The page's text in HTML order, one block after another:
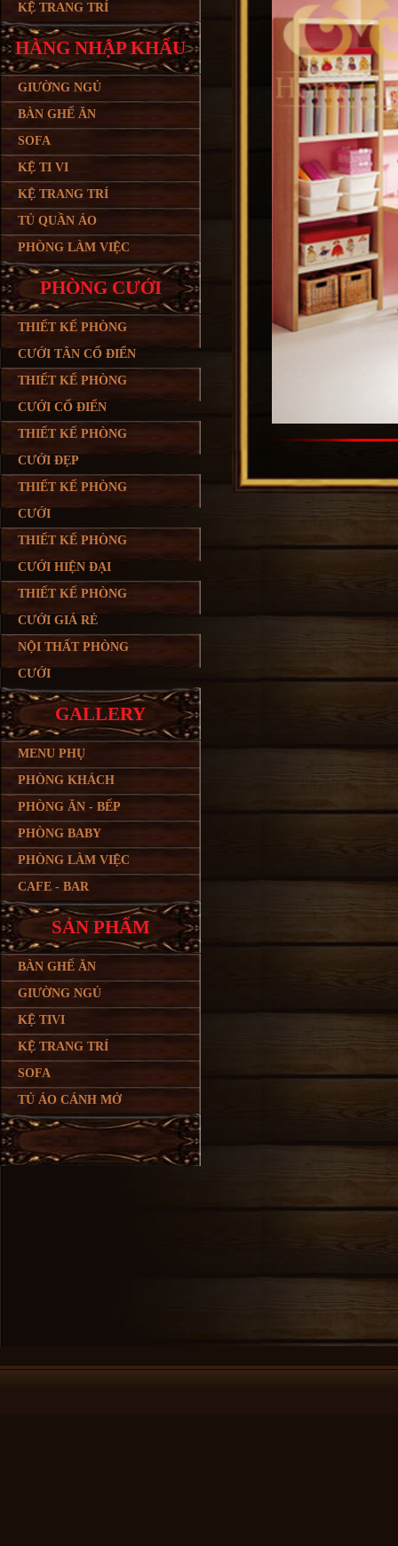
KỆ TRANG TRÍ
HÀNG NHẬP KHẨU
GIƯỜNG NGỦ
BÀN GHẾ ĂN
SOFA
KỆ TI VI
KỆ TRANG TRÍ
TỦ QUẦN ÁO
PHÒNG LÀM VIỆC
PHÒNG CƯỚI
THIẾT KẾ PHÒNG
CƯỚI TÂN CỔ ĐIỂN
THIẾT KẾ PHÒNG
CƯỚI CỔ ĐIỂN
THIẾT KẾ PHÒNG
CƯỚI ĐẸP
THIẾT KẾ PHÒNG
CƯỚI
THIẾT KẾ PHÒNG
CƯỚI HIỆN ĐẠI
THIẾT KẾ PHÒNG
CƯỚI GIÁ RẺ
NỘI THẤT PHÒNG
CƯỚI
GALLERY
MENU PHỤ
PHÒNG KHÁCH
PHÒNG ĂN - BẾP
PHÒNG BABY
PHÒNG LÀM VIỆC
CAFE - BAR
SẢN PHẨM
BÀN GHẾ ĂN
GIƯỜNG NGỦ
KỆ TIVI
KỆ TRANG TRÍ
SOFA
TỦ ÁO CÁNH MỞ